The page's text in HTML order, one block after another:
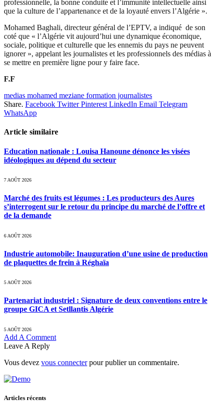
professionnelle, la bonne conduite et l’immunité intellectuelle ainsi
que la culture de l’appartenance et de la loyauté envers l’Algérie ».
Mohamed Baghali, directeur général de l’EPTV, a indiqué de son
coté que « l’Algérie vit aujourd’hui une dynamique économique,
sociale, politique et culturelle que les ennemis du pays ne peuvent
ignorer », appelant les journalistes et les professionnels des médias à
se mettre en première ligne pour y faire face.
F.F
medias mohamed meziane formation journalistes
Share. Facebook Twitter Pinterest LinkedIn Email Telegram
WhatsApp
Article similaire
Education nationale : Louisa Hanoune dénonce les visées
idéologiques au dépend du secteur
7 AOÛT 2026
Marché des fruits est légumes : Les producteurs des Aures
s’interrogent sur le retour du principe du marché de l’offre et
de la demande
6 AOÛT 2026
Industrie automobile: Inauguration d’une usine de production
de plaquettes de frein à Réghaïa
5 AOÛT 2026
Partenariat industriel : Signature de deux conventions entre le
groupe GICA et Setllantis Algérie
5 AOÛT 2026
Add A Comment
Leave A Reply
Vous devez vous connecterpour publier un commentaire.
Articles récents